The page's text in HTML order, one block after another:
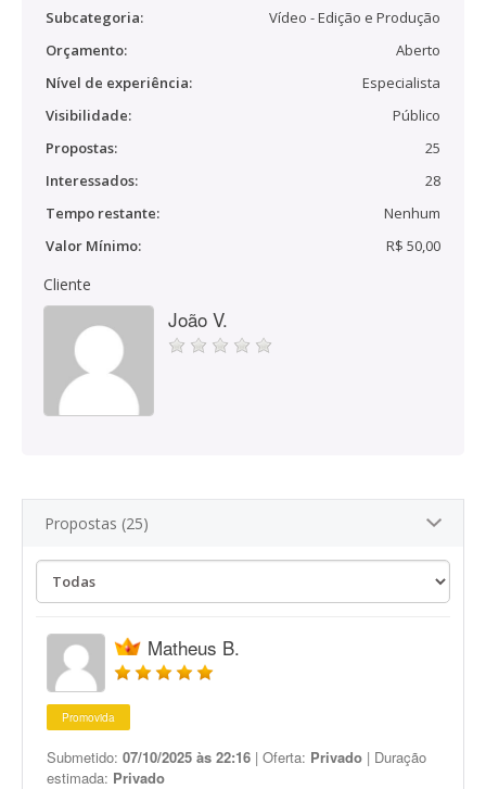
Subcategoria:
Vídeo - Edição e Produção
Orçamento:
Aberto
Nível de experiência:
Especialista
Visibilidade:
Público
Propostas:
25
Interessados:
28
Tempo restante:
Nenhum
Valor Mínimo:
R$ 50,00
Cliente
João V.
Propostas (25)
Matheus B.
Promovida
Submetido: 07/10/2025 às 22:16 | Oferta: Privado | Duração
estimada: Privado